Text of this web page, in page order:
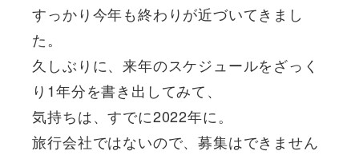
すっかり今年も終わりが近づいてきまし
た。
久しぶりに、来年のスケジュールをざっく
り1年分を書き出してみて、
気持ちは、すでに2022年に。
旅行会社ではないので、募集はできません